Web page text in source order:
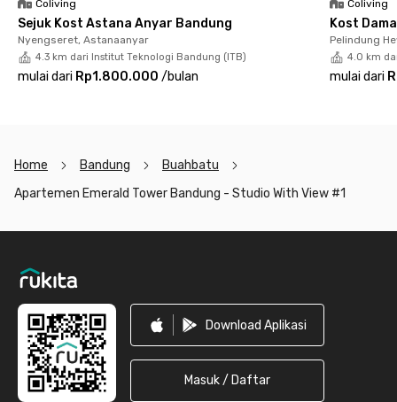
Tinggal di Apartemen Emerald Tower Bandung pastinya sangat
nyaman karena harga sewa bulanan yang dibayarkan setiap
bulannya sudah termasuk air dan IPL, perabot lengkap dengan
AC, TV, sofa, dapur, balkon, hingga kamar mandi dengan water
Pokoknya, kamu hanya perlu membawa pakaianmu dan
langsung bisa merasakan kenyamanan tinggal di Apartemen
Coliving
Sejuk Kost Astana Anyar Bandung
Nyengseret, Astanaanyar
4.3 km dari Institut Teknologi Bandung (ITB)
mulai dari Rp1.800.000 /bulan
Coliving
Kost
Pelindung
4.0 km
mulai dari
Home Bandung
Buahbatu
Apartemen Emerald Tower Bandung - Studio With View #1
Download Aplikasi
Masuk / Daftar